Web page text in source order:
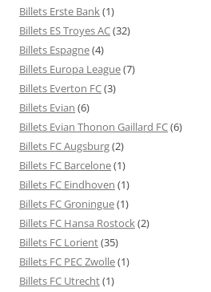
Billets Erste Bank(1)
Billets ES Troyes AC(32)
Billets Espagne(4)
Billets Europa League(7)
Billets Everton FC(3)
Billets Evian (6)
Billets Evian Thonon Gaillard FC(6)
Billets FC Augsburg(2)
Billets FC Barcelone(1)
Billets FC Eindhoven (1)
Billets FC Groningue(1)
Billets FC Hansa Rostock(2)
Billets FC Lorient(35)
Billets FC PEC Zwolle(1)
Billets FC Utrecht(1)